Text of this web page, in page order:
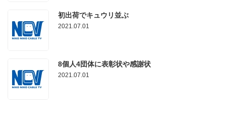
初出荷でキュウリ並ぶ
2021.07.01
8個人4団体に表彰状や感謝状
2021.07.01